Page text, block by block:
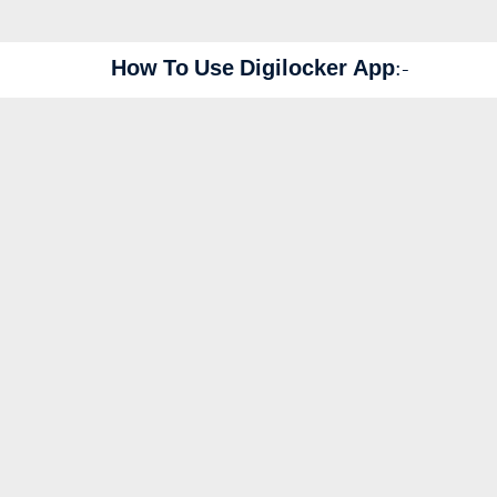
How To Use Digilocker App:-